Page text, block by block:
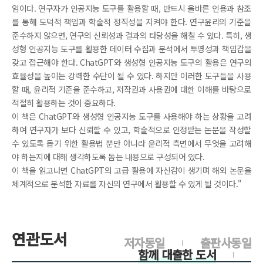
임이다. 연구자가 인공지능 도구를 활용할 때, 반드시 올바른 인용과 참조
를 통해 도덕적 책임과 학술적 정직성을 지켜야 한다. 연구윤리의 기준을
준수하지 않으면, 연구의 신뢰성과 결과의 타당성을 해칠 수 있다. 특히, 생
성형 인공지능 도구를 활용한 데이터 수집과 분석에서 투명성과 책임감을
갖고 접근해야 한다. ChatGPT와 생성형 인공지능 도구의 활용은 연구의
효율성을 높이는 강력한 수단이 될 수 있다. 하지만 이러한 도구들을 사용
할 때, 윤리적 기준을 준수하고, 저작권과 사용권에 대한 이해를 바탕으로
적절히 활용하는 것이 중요하다.
이 책은 ChatGPT와 생성형 인공지능 도구를 사용해야 하는 상황을 고려
하여 연구자가 보다 신뢰할 수 있고, 학술적으로 인정받는 논문을 작성할
수 있도록 돕기 위한 활용법 뿐만 아니라 윤리적 측면에서 무엇을 고려해
야 하는지에 대해 생각하도록 돕는 내용으로 구성되어 있다.
이 책을 읽고나면 ChatGPT의 고급 활용에 자신감이 생기며 해외 논문을
체계적으로 분석한 자료를 자신의 연구에서 활용할 수 있게 될 것이다."
연관도서 출판사동일
저자동일
함께 대출한 도서